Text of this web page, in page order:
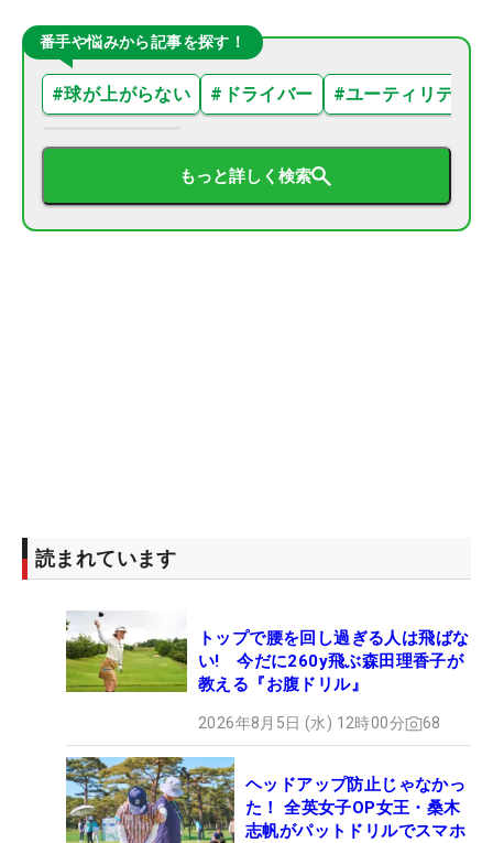
番手や悩みから記事を探す！
#球が上がらない # ドライバー #ユーティリティ
もっと詳しく検索
読まれています
トップで腰を回し過ぎる人は飛ばな
い! 今だに260y飛ぶ森田理香子が
教える『お腹ドリル』
2026年8月5日 (水) 12時00分 68
ヘッドアップ防止じゃなかっ
た！ 全英女子OP女王・桑木
志帆がパットドリルでスマホ